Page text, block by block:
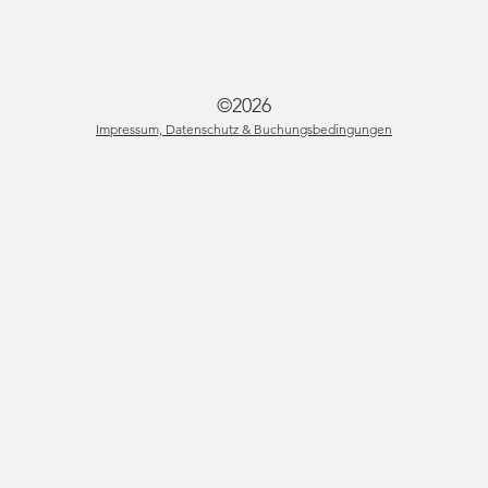
©2026
Impressum, Datenschutz & Buchungsbedingungen